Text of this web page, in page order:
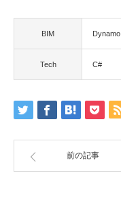
BIM Dynamo
Tech C#
前の記事